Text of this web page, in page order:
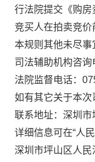
行法院提交《购
竞买人在拍卖竞
本规则其他未尽事
司法辅助机构咨询
法院监督电话：
如有其它关于本次
联系地址：深圳
详细信息可在“人
深圳市坪山区人民